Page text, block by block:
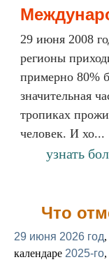
29 июня 2008
регионы
примерно 80%
значительная
тропиках
человек. И хо...
узнать
Что
29 июня 2026 год,
календаре 2025-го,